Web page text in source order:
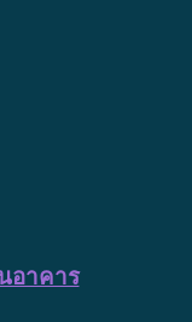
อาคาร